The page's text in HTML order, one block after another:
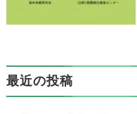
最近の投稿